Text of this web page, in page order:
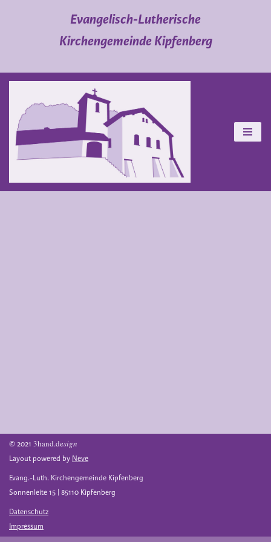
Evangelisch-Lutherische
Kirchengemeinde Kipfenberg
© 2021 3hand.design
Layout powered by Neve
Evang.-Luth. Kirchengemeinde Kipfenberg
Sonnenleite 15 | 85110 Kipfenberg
Datenschutz
Impressum